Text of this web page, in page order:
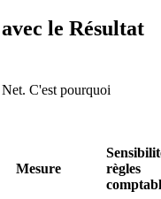
le Résultat
C'est pourquoi
Mesure
règles